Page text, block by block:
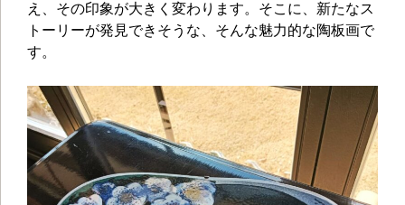
え、その印象が大きく変わります。そこに、新たなス
トーリーが発見できそうな、そんな魅力的な陶板画で
す。